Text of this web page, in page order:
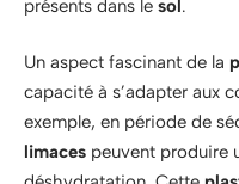
présents dans le sol.
Un aspect fascinant de la
capacité à s’adapter aux
exemple, en période de
limaces peuvent produire